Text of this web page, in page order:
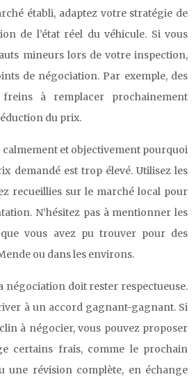
établi, adaptez votre stratégie de
de l’état réel du véhicule. Si vous
mineurs lors de votre inspection,
de négociation. Par exemple, des
à remplacer prochainement
du prix.
calmement et objectivement pourquoi
demandé est trop élevé. Utilisez les
recueillies sur le marché local pour
N’hésitez pas à mentionner les
vous avez pu trouver pour des
ou dans les environs.
négociation doit rester respectueuse.
à un accord gagnant-gagnant. Si
à négocier, vous pouvez proposer
certains frais, comme le prochain
une révision complète, en échange